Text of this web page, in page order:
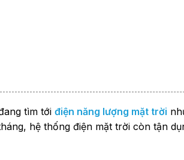
tìm tới điện năng lượng mặt trời
hệ thống điện mặt trời còn tận